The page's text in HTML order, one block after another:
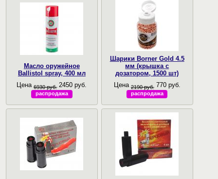
Масло оружейное
Ballistol spray, 400 мл
Цена6930 руб. 2450 руб.
распродажа
Шарики Borner Gold 4.5
мм (крышка с
дозатором, 1500 шт)
Цена 2190 руб. 770 руб.
распродажа